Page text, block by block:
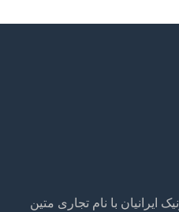
با نام تجاری متین